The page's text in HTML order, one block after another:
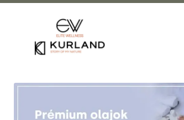
navigációhoz
tartalomba
Belépés